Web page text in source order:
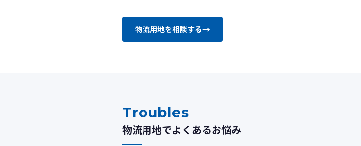
物流用地を相談する
Troubles
物流用地でよくあるお悩み